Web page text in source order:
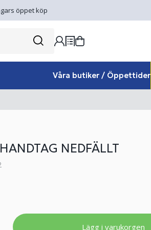
öppet köp
Våra butiker / Öppettider
NEDFÄLLT
Lägg i varukorgen